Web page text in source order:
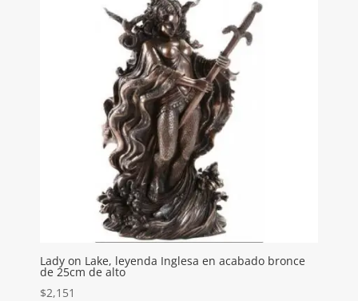
Lady on Lake, leyenda Inglesa en acabado bronce
de 25cm de alto
$2,151